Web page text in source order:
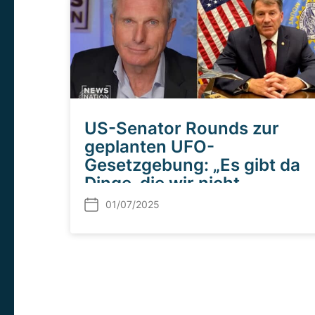
US-Senator Rounds zur
geplanten UFO-
Gesetzgebung: „Es gibt da
Dinge, die wir nicht
erklären können“
01/07/2025